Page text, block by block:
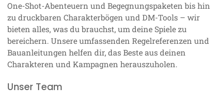
One-Shot-Abenteuern und Begegnungspaketen bis hin
zu druckbaren Charakterbögen und DM-Tools – wir
bieten alles, was du brauchst, um deine Spiele zu
bereichern. Unsere umfassenden Regelreferenzen und
Bauanleitungen helfen dir, das Beste aus deinen
Charakteren und Kampagnen herauszuholen.
Unser Team